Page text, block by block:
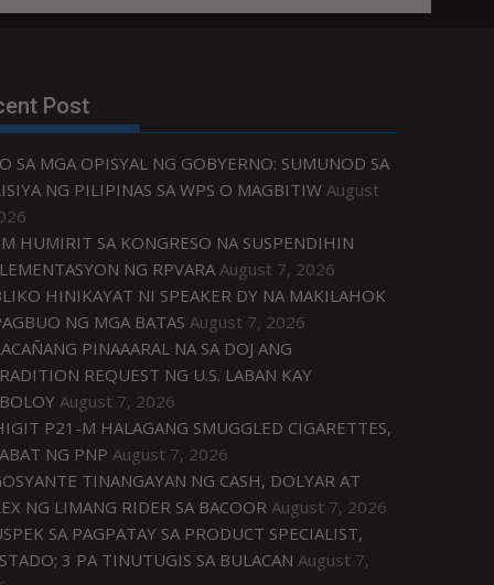
Post
SA MGA OPISYAL NG GOBYERNO: SUMUNOD SA
NG PILIPINAS SA WPS O MAGBITIW August
HUMIRIT SA KONGRESO NA SUSPENDIHIN
NG RPVARA August 7, 2026
HINIKAYAT NI SPEAKER DY NA MAKILAHOK
NG MGA BATAS August 7, 2026
PINAAARAL NA SA DOJ ANG
REQUEST NG U.S. LABAN KAY
August 7, 2026
P21-M HALAGANG SMUGGLED CIGARETTES,
NG PNP August 7, 2026
TINANGAYAN NG CASH, DOLYAR AT
NG LIMANG RIDER SA BACOOR August 7, 2026
SA PAGPATAY SA PRODUCT SPECIALIST,
3 PA TINUTUGIS SA BULACAN August 7,